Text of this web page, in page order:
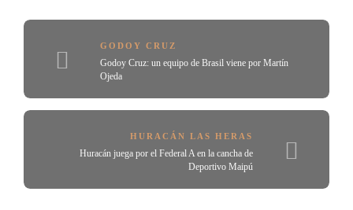
GODOY CRUZ
Godoy Cruz: un equipo de Brasil viene por Martín
Ojeda
HURACÁN LAS HERAS
Huracán juega por el Federal A en la cancha de
Deportivo Maipú